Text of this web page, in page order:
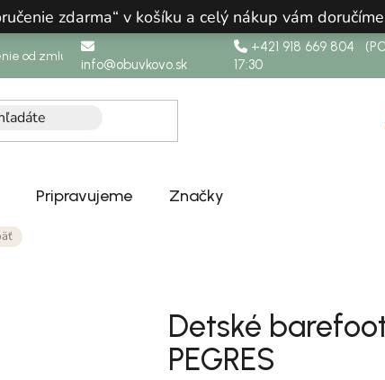
zdarma“ v košíku a celý nákup vám
od zmluvy info@obuvkovo.sk
+421 918 669 804
17:30
Pripravujeme Značky
Detské
PEGRES